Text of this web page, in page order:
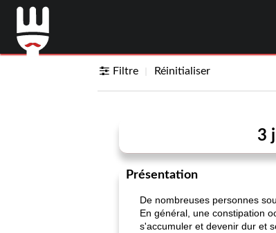
Filtre Réinitialiser
3
Présentation
De nombreuses personnes
En général, une constipation
s'accumuler et devenir dur et